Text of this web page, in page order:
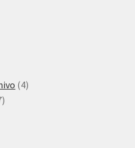
44
27